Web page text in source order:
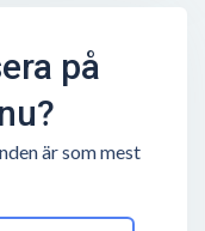
på
är som mest